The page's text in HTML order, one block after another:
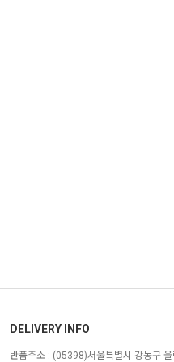
DELIVERY INFO
반품주소 : (05398)서울특별시 강동구